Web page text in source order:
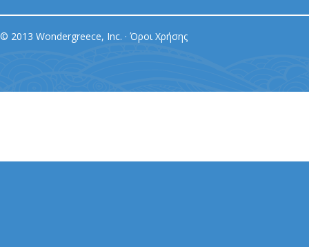
© 2013 Wondergreece, Inc. · Όροι Χρήσης